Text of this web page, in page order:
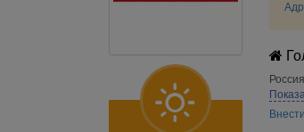
Россия